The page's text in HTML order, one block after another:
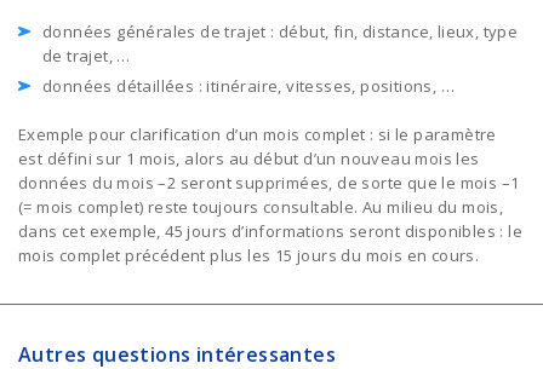
données générales de trajet : début, fin, distance, lieux, type
de trajet, …
données détaillées : itinéraire, vitesses, positions, …
Exemple pour clarification d’un mois complet : si le paramètre
est défini sur 1 mois, alors au début d’un nouveau mois les
données du mois –2 seront supprimées, de sorte que le mois –1
(= mois complet) reste toujours consultable. Au milieu du mois,
dans cet exemple, 45 jours d’informations seront disponibles : le
mois complet précédent plus les 15 jours du mois en cours.
Autres questions intéressantes